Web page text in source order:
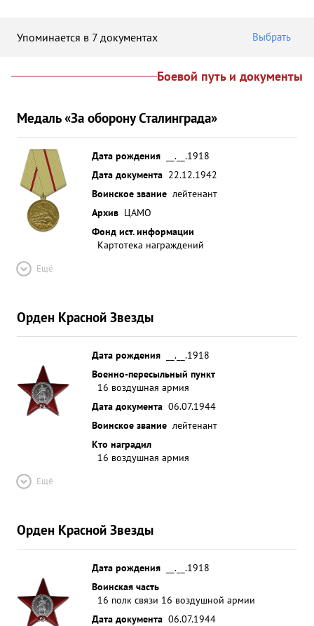
Упоминается в 7 документах Выбрать
Боевой путь и документы
Медаль «За оборону Сталинграда»
Дата рождения
__.__.1918
Дата документа 22.12.1942
Воинское звание лейтенант
Архив ЦАМО
Фонд ист. информации
Картотека награждений
Ещё
Орден Красной Звезды
Дата рождения
__.__.1918
Военно-пересыльный пункт
16 воздушная армия
Дата документа 06.07.1944
Воинское звание лейтенант
Кто наградил
16 воздушная армия
Ещё
Орден Красной Звезды
Дата рождения
__.__.1918
Воинская часть
16 полк связи 16 воздушной армии
Дата документа 06.07.1944